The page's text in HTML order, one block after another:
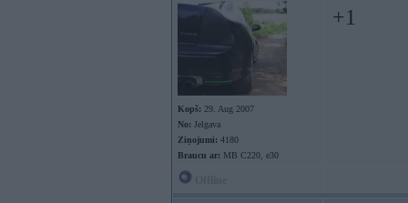
Kopš: 29. Aug 2007
No: Jelgava
Ziņojumi: 4180
Braucu ar: MB C220, e30
+1